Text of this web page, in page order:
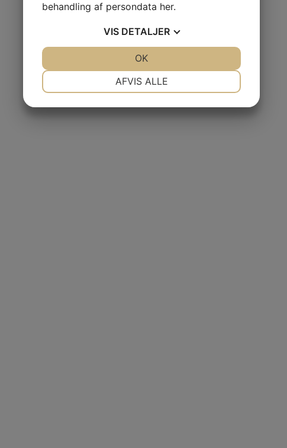
behandling af persondata her.
VIS DETALJER
AFVIS ALLE
OK